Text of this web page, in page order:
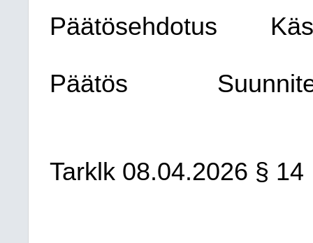
Päätösehdotus
Päätös
Tarklk 08.04.2026 § 14